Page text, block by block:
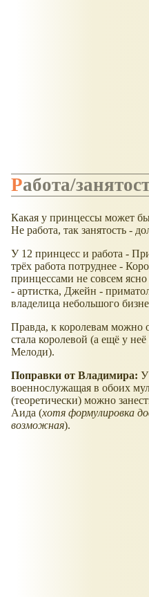
Работа/
Какая у принцессы может
Не работа, так занятость -
У 12 принцесс и работа -
трёх работа потруднее -
принцессами не совсем
- артистка, Джейн -
владелица небольшого
Правда, к королевам можно
стала королевой (а ещё у
Мелоди).
Поправки от Владимира: У
военнослужащая в обоих
(теоретически) можно
Аида (хотя формулировка
возможная).